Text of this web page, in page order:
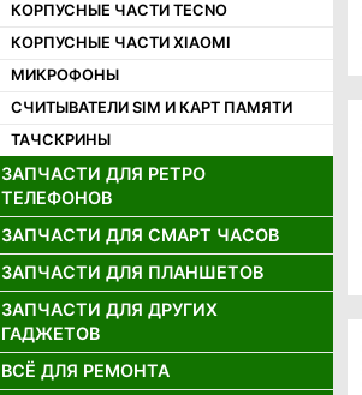
КОРПУСНЫЕ ЧАСТИ TECNO
КОРПУСНЫЕ ЧАСТИ XIAOMI
МИКРОФОНЫ
СЧИТЫВАТЕЛИ SIM И КАРТ ПАМЯТИ
ТАЧСКРИНЫ
ЗАПЧАСТИ ДЛЯ РЕТРО
ТЕЛЕФОНОВ
ДЖОЙСТИКИ ДЛЯ РЕТРО
ТЕЛЕФОНОВ
ДИНАМИКИ ДЛЯ РЕТРО
ТЕЛЕФОНОВ
ДИСПЛЕИ ДЛЯ РЕТРО ТЕЛЕФОНОВ
ЗАРЯДНЫЕ УСТРОЙСТВА
ЗАПЧАСТИ ДЛЯ СМАРТ ЧАСОВ
ДИСПЛЕИ ДЛЯ СМАРТ ЧАСОВ
АККУМУЛЯТОРЫ ДЛЯ СМАРТ
ЧАСОВ
ЗАПЧАСТИ ДЛЯ ПЛАНШЕТОВ
АККУМУЛЯТОРЫ ДЛЯ ПЛАНШЕТОВ
ДИСПЛЕИ И ТАЧСКРИНЫ ДЛЯ
ПЛАНШЕТОВ
ЗАПЧАСТИ ДЛЯ ДРУГИХ
ГАДЖЕТОВ
ЗАПЧАСТИ ДЛЯ ИГРОВЫХ
ПРИСТАВОК
ВСЁ ДЛЯ РЕМОНТА